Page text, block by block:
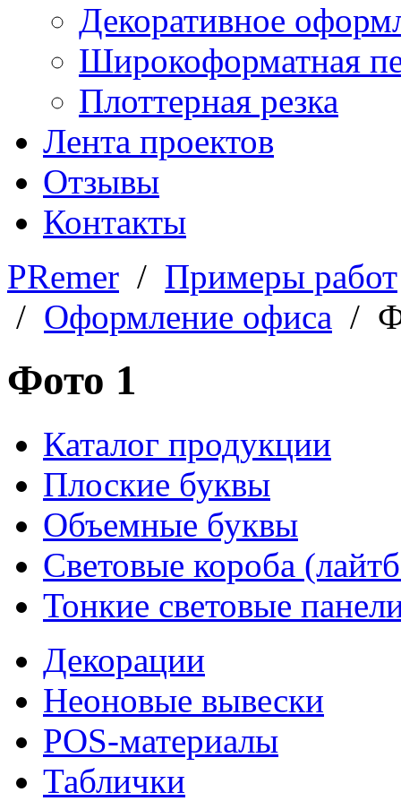
Декоративное
Широкоформатная
Плоттерная резка
Лента проектов
Отзывы
Контакты
PRemer / Примеры работ
/ Оформление офиса /
Фото 1
Каталог продукции
Плоские буквы
Объемные буквы
Световые короба
Тонкие световые
Декорации
Неоновые вывески
POS-материалы
Таблички